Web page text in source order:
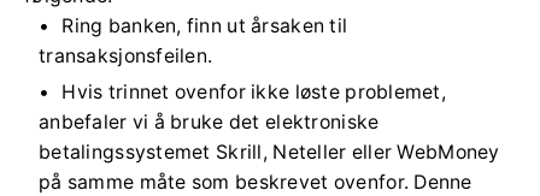
Ring banken, finn ut årsaken til
transaksjonsfeilen.
Hvis trinnet ovenfor ikke løste problemet,
anbefaler vi å bruke det elektroniske
betalingssystemet Skrill, Neteller eller WebMoney
på samme måte som beskrevet ovenfor. Denne